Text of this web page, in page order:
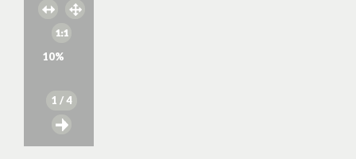
10%
1 / 4